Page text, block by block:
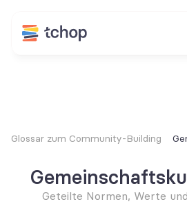
Glossar zum Community-Building
Geteilte Normen, Werte